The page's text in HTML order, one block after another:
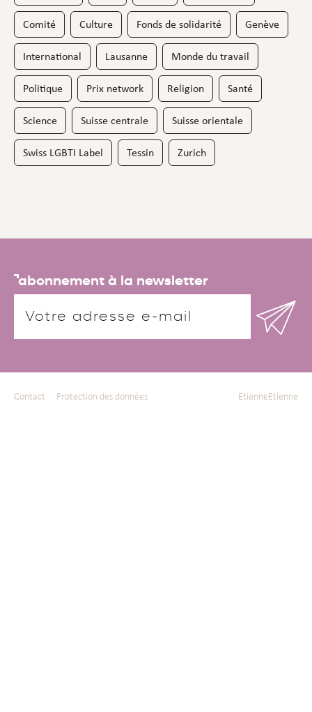
Comité Culture Fonds de solidarité Genève
International Lausanne Monde du travail
Politique Prix network Religion Santé
Science Suisse centrale Suisse orientale
Swiss LGBTI Label Tessin Zurich
abonnement à la newsletter
Contact Protection des données EtienneEtienne